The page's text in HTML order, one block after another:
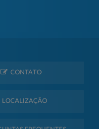
CONTATO
LOCALIZAÇÃO